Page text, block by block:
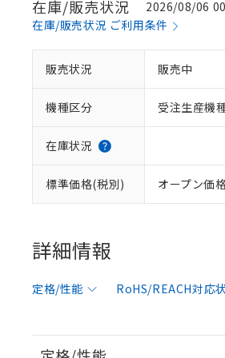
在庫/販売状況
2026/08/06
在庫/販売状況 ご利用条件
販売状況 販売中
機種区分 受注生産機
在庫状況
標準価格(税別) オープン価
詳細情報
定格/性能 RoHS/REACH対応